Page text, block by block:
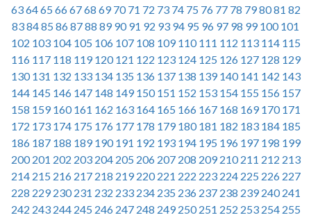
636465 666768 69 70 71 72 73 74 75 76 77 78 798081 82
838485 868788 89 90 91 92 93 94 95 96 97 98 99 100 101
102 103 104 105 106 107 108 109 110 111 112 113 114 115
116 117 118 119 120 121 122 123 124 125 126 127 128 129
130 131 132 133 134 135 136 137 138 139 140 141 142 143
144 145 146 147 148 149 150 151 152 153 154 155 156 157
158 159 160 161 162 163 164 165 166 167 168 169 170 171
172 173 174 175 176 177 178 179 180 181 182 183 184 185
186 187 188 189 190 191 192 193 194 195 196 197 198 199
200 201 202 203 204 205 206 207 208 209 210 211 212 213
214 215 216 217 218 219 220 221 222 223 224 225 226 227
228 229 230 231 232 233 234 235 236 237 238 239 240 241
242 243 244 245 246 247 248 249 250 251 252 253 254 255